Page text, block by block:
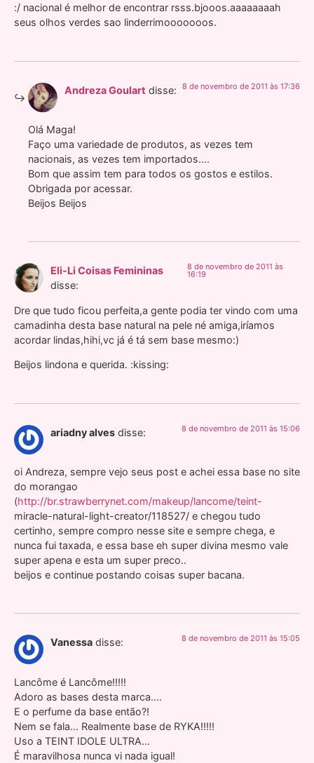
:/ nacional é melhor de encontrar rsss.bjooos.aaaaaaaah
seus olhos verdes sao linderrimooooooos.
Andreza Goulart disse: 8 de novembro de 2011 às 17:36
Olá Maga!
Faço uma variedade de produtos, as vezes tem
nacionais, as vezes tem importados….
Bom que assim tem para todos os gostos e estilos.
Obrigada por acessar.
Beijos Beijos
Eli-Li Coisas Femininas
disse:
8 de novembro de 2011 às
16:19
Dre que tudo ficou perfeita,a gente podia ter vindo com uma
camadinha desta base natural na pele né amiga,iríamos
acordar lindas,hihi,vc já é tá sem base mesmo:)
Beijos lindona e querida. :kissing:
ariadny alves disse: 8 de novembro de 2011 às 15:06
oi Andreza, sempre vejo seus post e achei essa base no site
do morangao
(http://br.strawberrynet.com/makeup/lancome/teint-
miracle-natural-light-creator/118527/ e chegou tudo
certinho, sempre compro nesse site e sempre chega, e
nunca fui taxada, e essa base eh super divina mesmo vale
super apena e esta um super preco..
beijos e continue postando coisas super bacana.
Vanessa disse: 8 de novembro de 2011 às 15:05
Lancôme é Lancôme!!!!!
Adoro as bases desta marca….
E o perfume da base então?!
Nem se fala… Realmente base de RYKA!!!!!
Uso a TEINT IDOLE ULTRA…
É maravilhosa nunca vi nada igual!